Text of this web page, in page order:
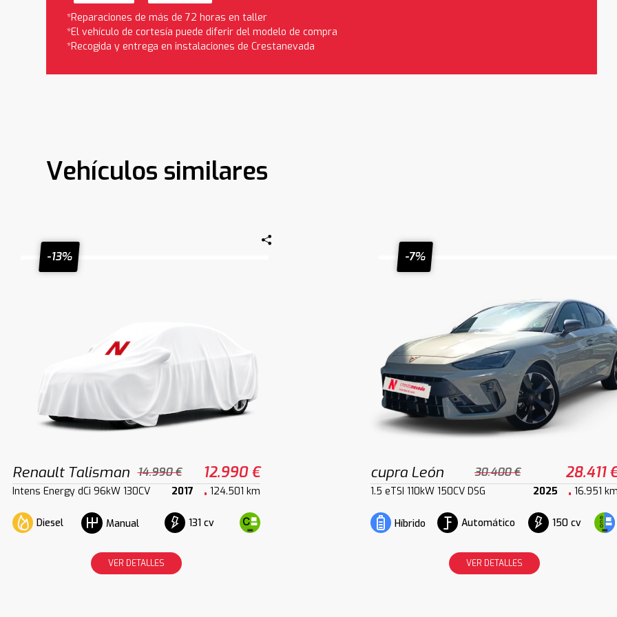
*Reparaciones de más de 72 horas en taller
*El vehículo de cortesía puede diferir del modelo de compra
*Recogida y entrega en instalaciones de Crestanevada
Vehículos similares
-13%
Renault Talisman 14.990 € 12.990 €
Intens Energy dCi 96kW 130CV 2017 124.501 km
Diesel Manual 131 cv
VER DETALLES
-7%
cupra León 30.400 € 28.411
1.5 eTSI 110kW 150CV DSG 2025 16.951
Híbrido Automático 150 cv
VER DETALLES